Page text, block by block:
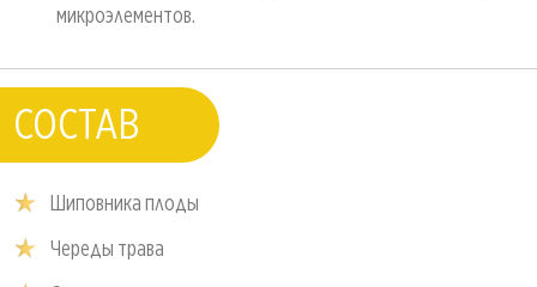
микроэлементов.
СОСТАВ
Шиповника плоды
Череды трава